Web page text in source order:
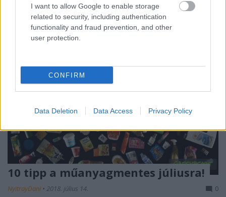
I want to allow Google to enable storage
related to security, including authentication
functionality and fraud prevention, and other
user protection.
CONFIRM
Data Deletion Data Access Privacy Policy
10 tipp a műanyagmentes júliusra!
NyitrayDani • 2018. július 14. 0